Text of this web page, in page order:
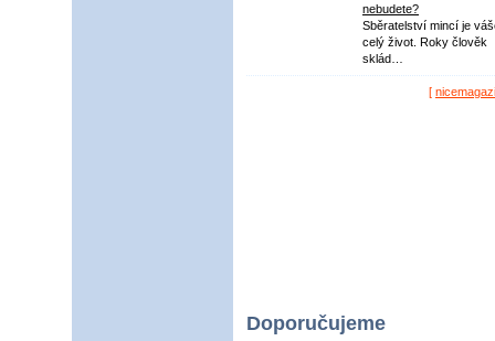
nebudete?
Sběratelství mincí je
celý život. Roky člověk
sklád…
[
Doporučujeme